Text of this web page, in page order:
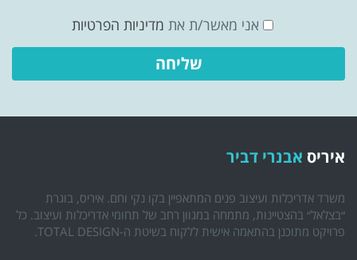
אני מאשר/ת את מדיניות הפרטיות
איריס אבנרי דביר
משרד אדריכלות ועיצוב פנים המתאפיין בקו נקי וחם. איריס, בוגרת
״בצלאל״ בהצטיינות, מתמחה במגוון רחב של תחומי אדריכלות ועיצוב. כל
פרויקט מתוכנן בהתאמה אישית ללקוח בשיטת ה-TOTAL DESIGN.